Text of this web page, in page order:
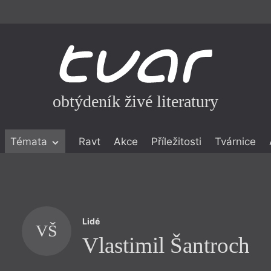
obtýdeník živé literatury
Témata Ravt Akce Příležitosti Tvárnice
VŠ Lidé
Vlastimil Šantroch